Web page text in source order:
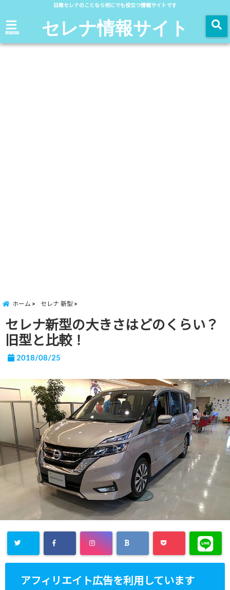
日産セレナのことなら何にでも役立つ情報サイトです
menu セレナ情報サイト
ホーム セレナ 新型
セレナ新型の大きさはどのくらい？
旧型と比較！
2018/08/25
アフィリエイト広告を利用しています